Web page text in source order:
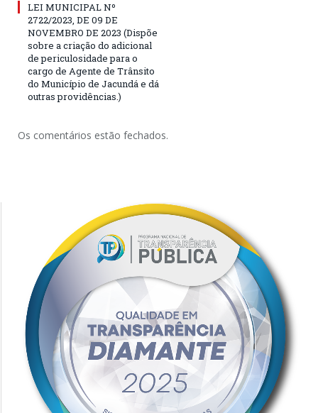
LEI MUNICIPAL Nº
2722/2023, DE 09 DE
NOVEMBRO DE 2023 (Dispõe
sobre a criação do adicional
de periculosidade para o
cargo de Agente de Trânsito
do Município de Jacundá e dá
outras providências.)
Os comentários estão fechados.